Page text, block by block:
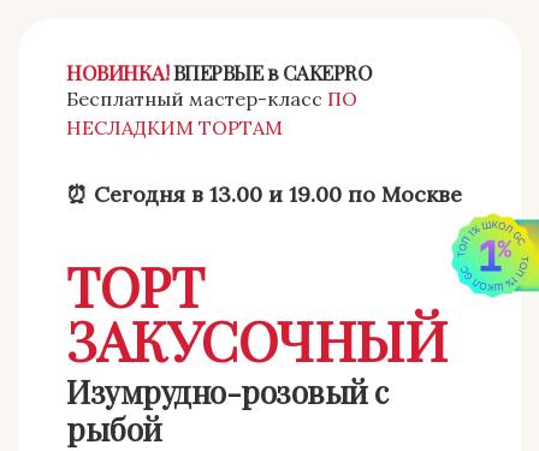
НОВИНКА!ВПЕРВЫЕ в CAKEPRO
Бесплатный мастер-класс ПО
НЕСЛАДКИМ ТОРТАМ
⏰ Сегодня в 13.00 и 19.00 по Москве
ТОРТ
ЗАКУСОЧНЫЙ
Изумрудно-розовый с
рыбой